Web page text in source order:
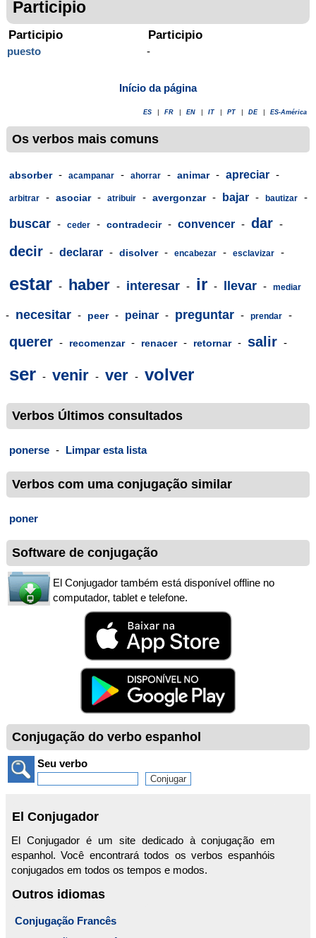
Participio
Participio
puesto
Participio
-
Início da página
ES FR EN IT PT DE ES-América
Os verbos mais comuns
absorber - acampanar - ahorrar - animar - apreciar -
arbitrar - asociar - atribuir - avergonzar - bajar - bautizar -
buscar - ceder - contradecir - convencer - dar -
decir - declarar - disolver - encabezar - esclavizar -
estar - haber - interesar - ir - llevar - mediar
- necesitar - peer - peinar - preguntar - prendar -
querer - recomenzar - renacer - retornar - salir -
ser - venir - ver - volver
Verbos Últimos consultados
ponerse - Limpar esta lista
Verbos com uma conjugação similar
poner
Software de conjugação
El Conjugador também está disponível offline no
computador, tablet e telefone.
Conjugação do verbo espanhol
Seu verbo
El Conjugador
El Conjugador é um site dedicado à conjugação em
espanhol. Você encontrará todos os verbos espanhóis
conjugados em todos os tempos e modos.
Outros idiomas
Conjugação Francês